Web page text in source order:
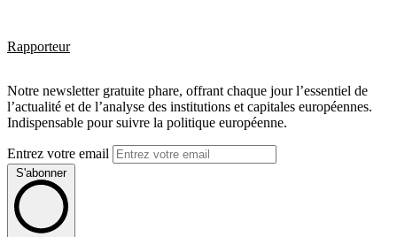
Rapporteur
Notre newsletter gratuite phare, offrant chaque jour l’essentiel de
l’actualité et de l’analyse des institutions et capitales européennes.
Indispensable pour suivre la politique européenne.
Entrez votre email
S'abonner